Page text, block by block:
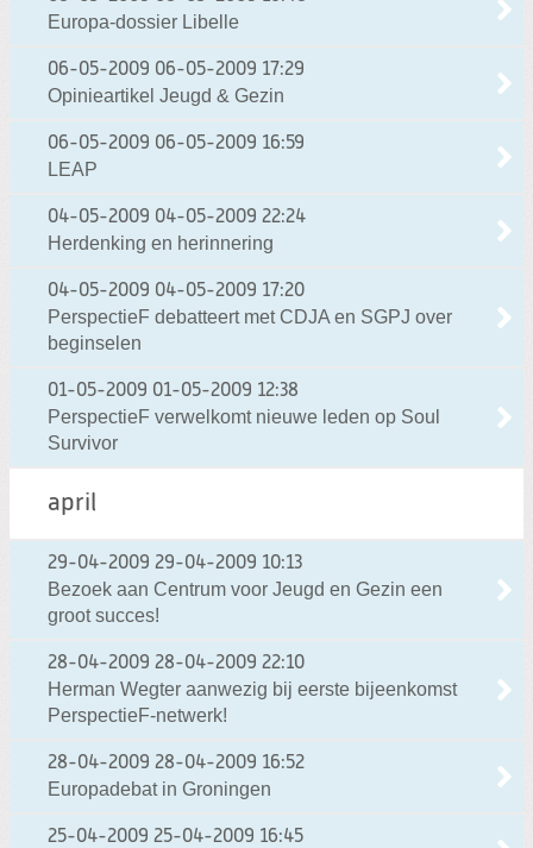
Europa-dossier Libelle
06-05-2009 06-05-2009 17:29
Opinieartikel Jeugd & Gezin
06-05-2009 06-05-2009 16:59
LEAP
04-05-2009 04-05-2009 22:24
Herdenking en herinnering
04-05-2009 04-05-2009 17:20
PerspectieF debatteert met CDJA en SGPJ over
beginselen
01-05-2009 01-05-2009 12:38
PerspectieF verwelkomt nieuwe leden op Soul
Survivor
april
29-04-2009 29-04-2009 10:13
Bezoek aan Centrum voor Jeugd en Gezin een
groot succes!
28-04-2009 28-04-2009 22:10
Herman Wegter aanwezig bij eerste bijeenkomst
PerspectieF-netwerk!
28-04-2009 28-04-2009 16:52
Europadebat in Groningen
25-04-2009 25-04-2009 16:45